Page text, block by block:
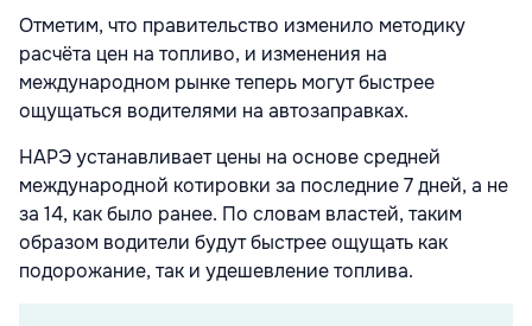
Отметим, что правительство изменило методику
расчёта цен на топливо, и изменения на
международном рынке теперь могут быстрее
ощущаться водителями на автозаправках.
НАРЭ устанавливает цены на основе средней
международной котировки за последние 7 дней, а не
за 14, как было ранее. По словам властей, таким
образом водители будут быстрее ощущать как
подорожание, так и удешевление топлива.